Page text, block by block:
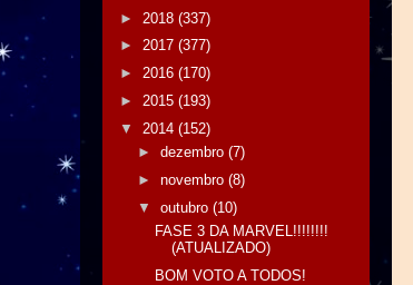
► 2018 (337)
► 2017 (377)
► 2016 (170)
► 2015 (193)
▼ 2014 (152)
► dezembro (7)
► novembro (8)
▼ outubro (10)
FASE 3 DA MARVEL!!!!!!!!
(ATUALIZADO)
BOM VOTO A TODOS!